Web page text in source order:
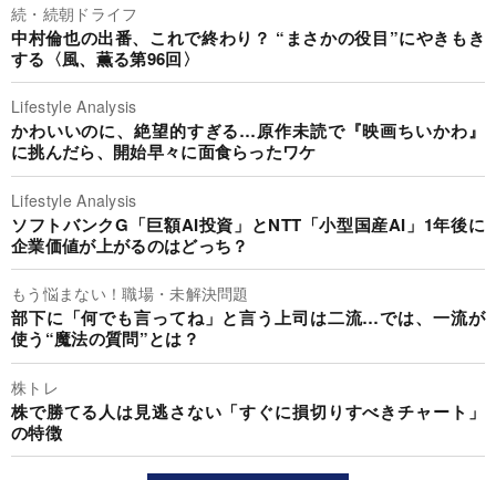
続・続朝ドライフ
中村倫也の出番、これで終わり？ “まさかの役目”にやきもき
する〈風、薫る第96回〉
Lifestyle Analysis
かわいいのに、絶望的すぎる…原作未読で『映画ちいかわ』
に挑んだら、開始早々に面食らったワケ
Lifestyle Analysis
ソフトバンクG「巨額AI投資」とNTT「小型国産AI」1年後に
企業価値が上がるのはどっち？
もう悩まない！職場・未解決問題
部下に「何でも言ってね」と言う上司は二流…では、一流が
使う“魔法の質問”とは？
株トレ
株で勝てる人は見逃さない「すぐに損切りすべきチャート」
の特徴